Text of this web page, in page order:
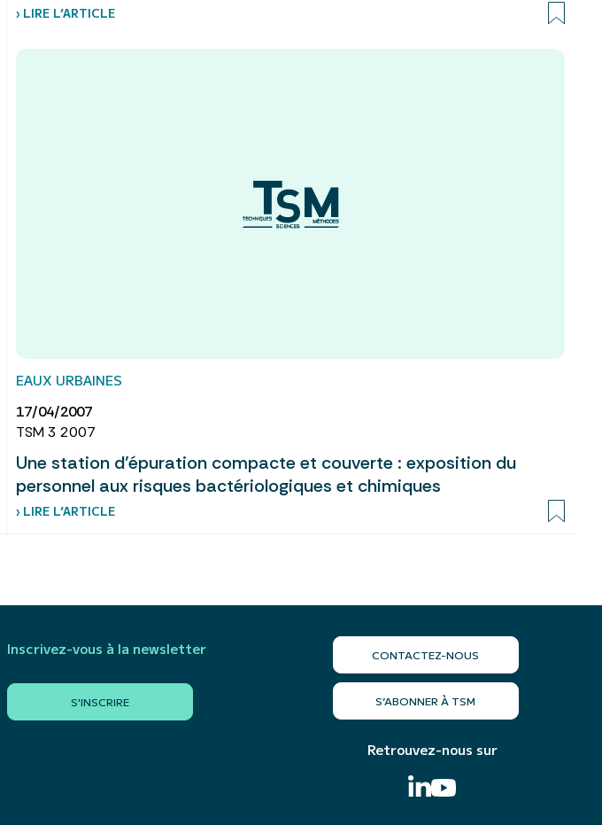
› LIRE L’ARTICLE
EAUX URBAINES
17/04/2007
TSM 3 2007
Une station d’épuration compacte et couverte : exposition du
personnel aux risques bactériologiques et chimiques
› LIRE L’ARTICLE
Inscrivez-vous à la newsletter
S'INSCRIRE
CONTACTEZ-NOUS
S’ABONNER À TSM
Retrouvez-nous sur